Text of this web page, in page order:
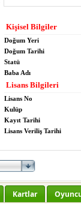
Kişisel Bilgiler
Doğum Yeri
Doğum Tarihi
Statü
Baba Adı
Lisans Bilgileri
Lisans No
Kulüp
Kayıt Tarihi
Lisans Veriliş Tarihi
Kartlar